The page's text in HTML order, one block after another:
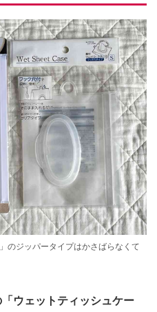
のジッパータイプはかさばらなくて
ウェットティッシュケー